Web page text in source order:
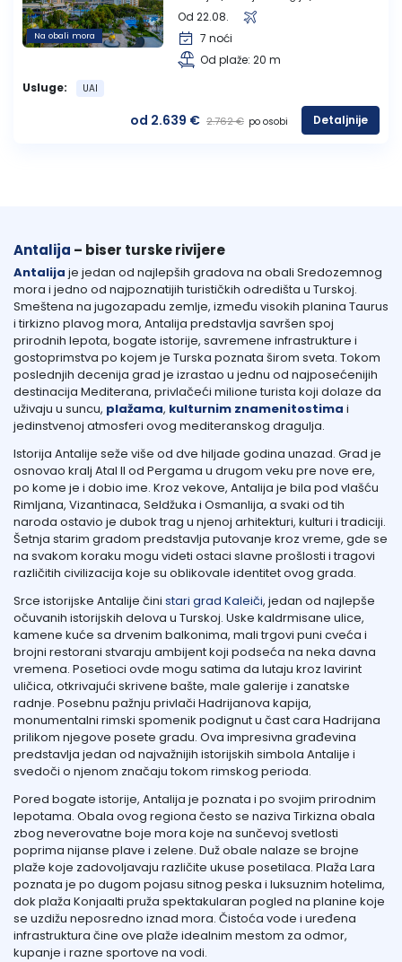
Na obali mora
Od 22.08.
7 noći
Od plaže: 20 m
Usluge:
UAI
od 2.639 € 2.762 € po osobi Detaljnije
Antalija – biser turske rivijere
Antalija je jedan od najlepših gradova na obali Sredozemnog
mora i jedno od najpoznatijih turističkih odredišta u Turskoj.
Smeštena na jugozapadu zemlje, između visokih planina Taurus
i tirkizno plavog mora, Antalija predstavlja savršen spoj
prirodnih lepota, bogate istorije, savremene infrastrukture i
gostoprimstva po kojem je Turska poznata širom sveta. Tokom
poslednjih decenija grad je izrastao u jednu od najposećenijih
destinacija Mediterana, privlačeći milione turista koji dolaze da
uživaju u suncu, plažama, kulturnim znamenitostima i
jedinstvenoj atmosferi ovog mediteranskog dragulja.
Istorija Antalije seže više od dve hiljade godina unazad. Grad je
osnovao kralj Atal II od Pergama u drugom veku pre nove ere,
po kome je i dobio ime. Kroz vekove, Antalija je bila pod vlašću
Rimljana, Vizantinaca, Seldžuka i Osmanlija, a svaki od tih
naroda ostavio je dubok trag u njenoj arhitekturi, kulturi i tradiciji.
Šetnja starim gradom predstavlja putovanje kroz vreme, gde se
na svakom koraku mogu videti ostaci slavne prošlosti i tragovi
različitih civilizacija koje su oblikovale identitet ovog grada.
Srce istorijske Antalije čini stari grad Kaleiči, jedan od najlepše
očuvanih istorijskih delova u Turskoj. Uske kaldrmisane ulice,
kamene kuće sa drvenim balkonima, mali trgovi puni cveća i
brojni restorani stvaraju ambijent koji podseća na neka davna
vremena. Posetioci ovde mogu satima da lutaju kroz lavirint
uličica, otkrivajući skrivene bašte, male galerije i zanatske
radnje. Posebnu pažnju privlači Hadrijanova kapija,
monumentalni rimski spomenik podignut u čast cara Hadrijana
prilikom njegove posete gradu. Ova impresivna građevina
predstavlja jedan od najvažnijih istorijskih simbola Antalije i
svedoči o njenom značaju tokom rimskog perioda.
Pored bogate istorije, Antalija je poznata i po svojim prirodnim
lepotama. Obala ovog regiona često se naziva Tirkizna obala
zbog neverovatne boje mora koje na sunčevoj svetlosti
poprima nijanse plave i zelene. Duž obale nalaze se brojne
plaže koje zadovoljavaju različite ukuse posetilaca. Plaža Lara
poznata je po dugom pojasu sitnog peska i luksuznim hotelima,
dok plaža Konjaalti pruža spektakularan pogled na planine koje
se uzdižu neposredno iznad mora. Čistoća vode i uređena
infrastruktura čine ove plaže idealnim mestom za odmor,
kupanje i razne sportove na vodi.